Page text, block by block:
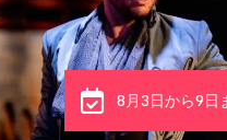
8月3日から9日